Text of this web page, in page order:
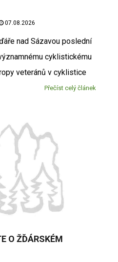
07.08.2026
nad Sázavou poslední
cyklistickému
veteránů v cyklistice
Přečíst celý článek
O ŽĎÁRSKÉM